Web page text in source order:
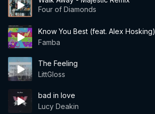
Four of Diamonds
Know You Best (feat. Alex Hosking)
Famba
The Feeling
LittGloss
bad in love
Lucy Deakin